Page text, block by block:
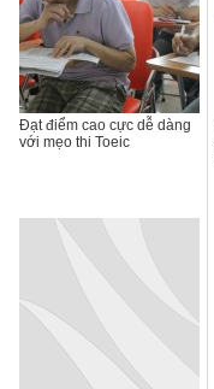
Đạt điểm cao cực dễ dàng
với mẹo thi Toeic